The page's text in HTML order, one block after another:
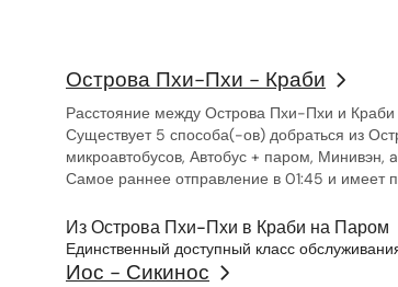
Острова Пхи-Пхи - Краби
Расстояние между Острова Пхи-Пхи и
Существует 5 способа(-ов) добраться из
микроавтобусов, Автобус + паром, Минивэн,
Самое раннее отправление в 01:45 и имеет
Из Острова Пхи-Пхи в Краби на Паром
Единственный доступный класс
Иос - Сикинос